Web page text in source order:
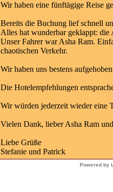
Wir haben eine fünftägige Reise
Bereits die Buchung lief schnell
Alles hat wunderbar geklappt:
Unser Fahrer war Asha Ram.
chaotischen Verkehr.
Wir haben uns bestens
Die Hotelempfehlungen
Wir würden jederzeit wieder eine
Vielen Dank, lieber Asha Ram
Liebe Grüße
Stefanie und Patrick
Powered by